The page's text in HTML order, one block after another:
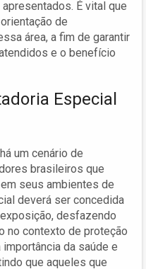
É vital que
de
área, a fim de garantir
e o benefício
Especial
um cenário de
brasileiros que
seus ambientes de
deverá ser concedida
desfazendo
no contexto de proteção
importância da saúde e
que aqueles que